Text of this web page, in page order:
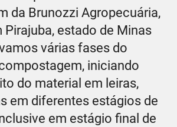
da Brunozzi Agropecuária,
Pirajuba, estado de Minas
várias fases do
iniciando
do material em leiras,
em diferentes estágios de
em estágio final de